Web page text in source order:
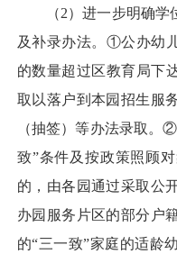
（2）进一步明确学
及补录办法。①公办幼
的数量超过区教育局下
取以落户到本园招生服
（抽签）等办法录取。
致”条件及按政策照顾
的，由各园通过采取公
办园服务片区的部分户
的“三一致”家庭的适龄